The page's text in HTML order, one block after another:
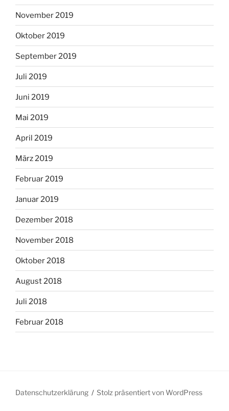
November 2019
Oktober 2019
September 2019
Juli 2019
Juni 2019
Mai 2019
April 2019
März 2019
Februar 2019
Januar 2019
Dezember 2018
November 2018
Oktober 2018
August 2018
Juli 2018
Februar 2018
Datenschutzerklärung Stolz präsentiert von WordPress